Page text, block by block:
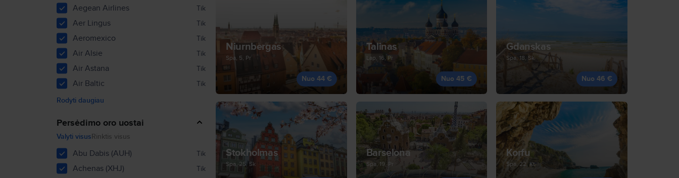
Aegean Airlines Tik
Aer Lingus Tik
Aeromexico Tik
Air Alsie Tik
Air Astana Tik
Air Baltic
Tik
Rodyti daugiau
Persėdimo oro uostai
Valyti visusRinktis visus
Abu Dabis (AUH) Tik
Achenas (XHJ) Tik
Niurnbergas
Spa, 5, Pr
Nuo 44 €
Talinas
Lap, 16, Pr
Nuo 45 €
Gdanskas
Spa, 18, Sk
Nuo 46 €
Stokholmas
Spa, 25, Sk
Barselona
Spa, 19, Pr
Korfu
Spa, 22, Kt